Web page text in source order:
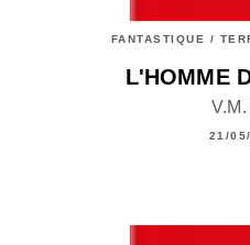
FANTASTIQUE /
L'HOMME
21/